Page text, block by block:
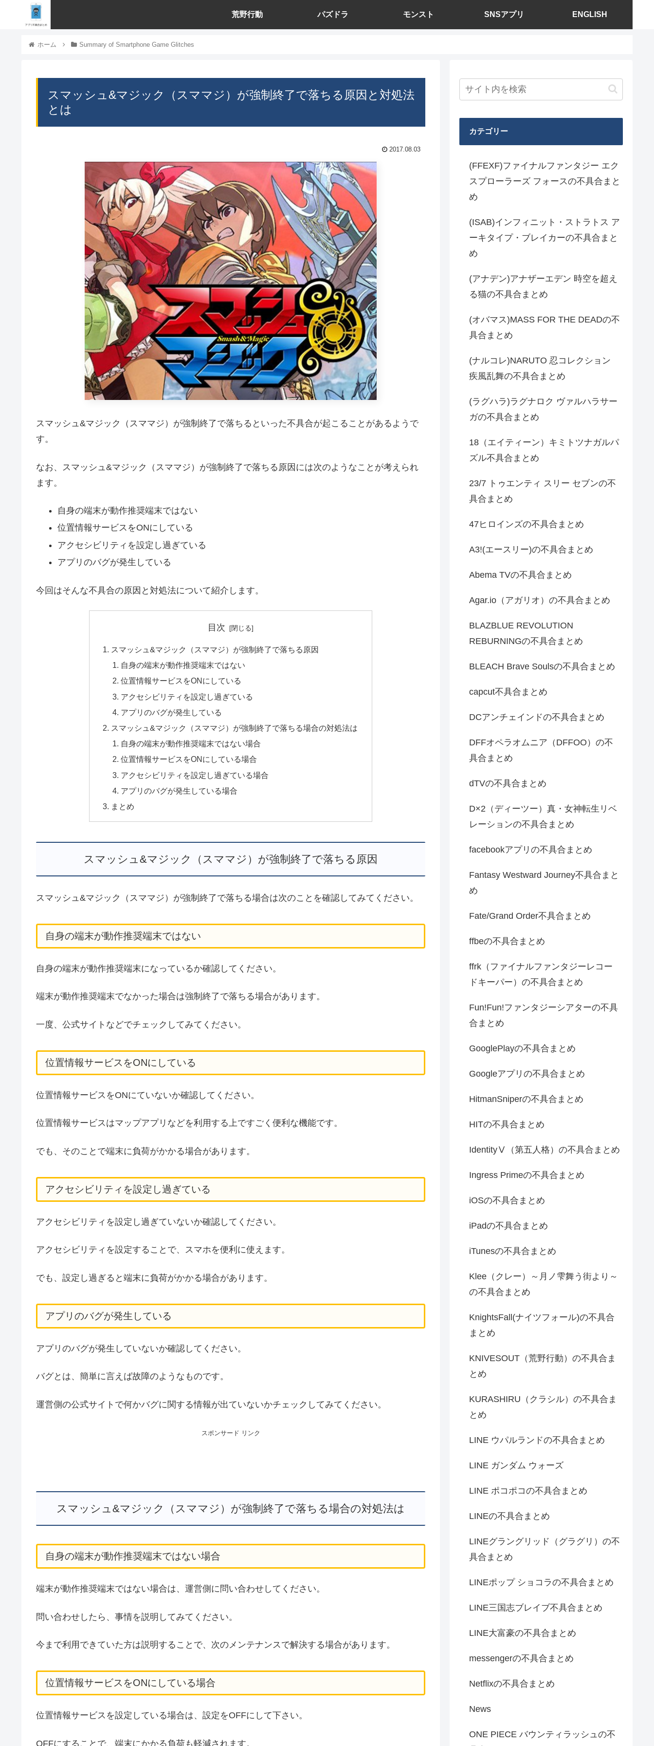
荒野行動 パズドラ モンスト SNSアプリ ENGLISH
ホーム Summary of Smartphone Game Glitches
スマッシュ&マジック（スママジ）が強制終了で落ちる原因と対処法
とは
2017.08.03
スマッシュ&マジック（スママジ）が強制終了で落ちるといった不具合が起こることがあるようで
す。
なお、スマッシュ&マジック（スママジ）が強制終了で落ちる原因には次のようなことが考えられ
ます。
自身の端末が動作推奨端末ではない
位置情報サービスをONにしている
アクセシビリティを設定し過ぎている
アプリのバグが発生している
今回はそんな不具合の原因と対処法について紹介します。
目次
スマッシュ&マジック（スママジ）が強制終了で落ちる原因
自身の端末が動作推奨端末ではない
位置情報サービスをONにしている
アクセシビリティを設定し過ぎている
アプリのバグが発生している
スマッシュ&マジック（スママジ）が強制終了で落ちる場合の対処法は
自身の端末が動作推奨端末ではない場合
位置情報サービスをONにしている場合
アクセシビリティを設定し過ぎている場合
アプリのバグが発生している場合
まとめ
スマッシュ&マジック（スママジ）が強制終了で落ちる原因
スマッシュ&マジック（スママジ）が強制終了で落ちる場合は次のことを確認してみてください。
自身の端末が動作推奨端末ではない
自身の端末が動作推奨端末になっているか確認してください。
端末が動作推奨端末でなかった場合は強制終了で落ちる場合があります。
一度、公式サイトなどでチェックしてみてください。
位置情報サービスをONにしている
位置情報サービスをONにていないか確認してください。
位置情報サービスはマップアプリなどを利用する上ですごく便利な機能です。
でも、そのことで端末に負荷がかかる場合があります。
アクセシビリティを設定し過ぎている
アクセシビリティを設定し過ぎていないか確認してください。
アクセシビリティを設定することで、スマホを便利に使えます。
でも、設定し過ぎると端末に負荷がかかる場合があります。
アプリのバグが発生している
アプリのバグが発生していないか確認してください。
バグとは、簡単に言えば故障のようなものです。
運営側の公式サイトで何かバグに関する情報が出ていないかチェックしてみてください。
スポンサード リンク
スマッシュ&マジック（スママジ）が強制終了で落ちる場合の対処法は
自身の端末が動作推奨端末ではない場合
端末が動作推奨端末ではない場合は、運営側に問い合わせしてください。
問い合わせしたら、事情を説明してみてください。
今まで利用できていた方は説明することで、次のメンテナンスで解決する場合があります。
位置情報サービスをONにしている場合
位置情報サービスを設定している場合は、設定をOFFにして下さい。
OFFにすることで、端末にかかる負荷も軽減されます。
カテゴリー
(FFEXF)ファイナルファンタジー エク
スプローラーズ フォースの不具合まと
め
(ISAB)インフィニット・ストラトス ア
ーキタイプ・ブレイカーの不具合まと
め
(アナデン)アナザーエデン 時空を超え
る猫の不具合まとめ
(オバマス)MASS FOR THE DEADの不
具合まとめ
(ナルコレ)NARUTO 忍コレクション
疾風乱舞の不具合まとめ
(ラグハラ)ラグナロク ヴァルハラサー
ガの不具合まとめ
18（エイティーン）キミトツナガルパ
ズル不具合まとめ
23/7 トゥエンティ スリー セブンの不
具合まとめ
47ヒロインズの不具合まとめ
A3!(エースリー)の不具合まとめ
Abema TVの不具合まとめ
Agar.io（アガリオ）の不具合まとめ
BLAZBLUE REVOLUTION
REBURNINGの不具合まとめ
BLEACH Brave Soulsの不具合まとめ
capcut不具合まとめ
DCアンチェインドの不具合まとめ
DFFオペラオムニア（DFFOO）の不
具合まとめ
dTVの不具合まとめ
D×2（ディーツー）真・女神転生リベ
レーションの不具合まとめ
facebookアプリの不具合まとめ
Fantasy Westward Journey不具合まと
め
Fate/Grand Order不具合まとめ
ffbeの不具合まとめ
ffrk（ファイナルファンタジーレコー
ドキーパー）の不具合まとめ
Fun!Fun!ファンタジーシアターの不具
合まとめ
GooglePlayの不具合まとめ
Googleアプリの不具合まとめ
HitmanSniperの不具合まとめ
HITの不具合まとめ
IdentityⅤ（第五人格）の不具合まとめ
Ingress Primeの不具合まとめ
iOSの不具合まとめ
iPadの不具合まとめ
iTunesの不具合まとめ
Klee（クレー）～月ノ雫舞う街より～
の不具合まとめ
KnightsFall(ナイツフォール)の不具合
まとめ
KNIVESOUT（荒野行動）の不具合ま
とめ
KURASHIRU（クラシル）の不具合ま
とめ
LINE ウパルランドの不具合まとめ
LINE ガンダム ウォーズ
LINE ポコポコの不具合まとめ
LINEの不具合まとめ
LINEグラングリッド（グラグリ）の不
具合まとめ
LINEポップ ショコラの不具合まとめ
LINE三国志ブレイブ不具合まとめ
LINE大富豪の不具合まとめ
messengerの不具合まとめ
Netflixの不具合まとめ
News
ONE PIECE バウンティラッシュの不